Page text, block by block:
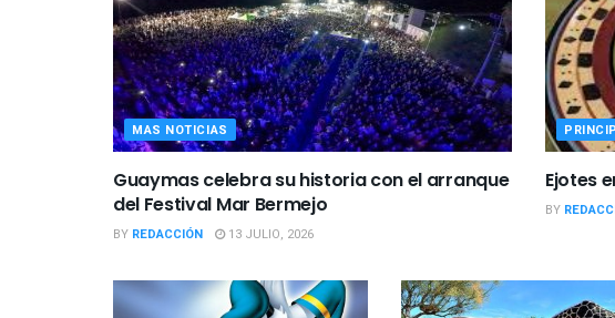
MAS NOTICIAS
Guaymas celebra su historia con el arranque
del Festival Mar Bermejo
BY REDACCIÓN 13 JULIO, 2026
Ejotes
BY